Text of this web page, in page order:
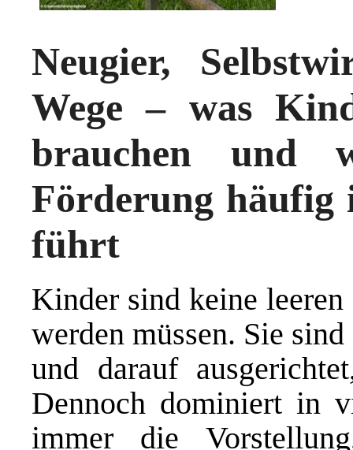
Neugier,
Wege – was
brauchen und
Förderung häufig
führt
Kinder sind keine
werden müssen. Sie
und darauf
Dennoch dominiert in
immer die